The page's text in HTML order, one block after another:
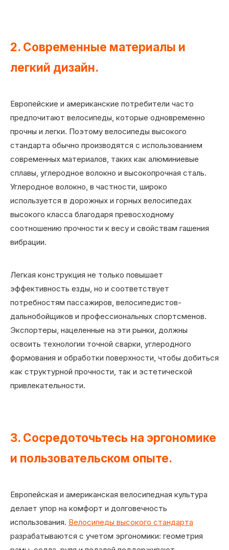
2. Современные материалы и
легкий дизайн.
Европейские и американские потребители часто
предпочитают велосипеды, которые одновременно
прочны и легки. Поэтому велосипеды высокого
стандарта обычно производятся с использованием
современных материалов, таких как алюминиевые
сплавы, углеродное волокно и высокопрочная сталь.
Углеродное волокно, в частности, широко
используется в дорожных и горных велосипедах
высокого класса благодаря превосходному
соотношению прочности к весу и свойствам гашения
вибрации.
Легкая конструкция не только повышает
эффективность езды, но и соответствует
потребностям пассажиров, велосипедистов-
дальнобойщиков и профессиональных спортсменов.
Экспортеры, нацеленные на эти рынки, должны
освоить технологии точной сварки, углеродного
формования и обработки поверхности, чтобы добиться
как структурной прочности, так и эстетической
привлекательности.
3. Сосредоточьтесь на эргономике
и пользовательском опыте.
Европейская и американская велосипедная культура
делает упор на комфорт и долговечность
использования. Велосипеды высокого стандарта
разрабатываются с учетом эргономики: геометрия